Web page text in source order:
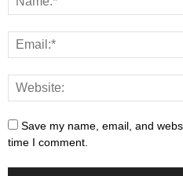
Save my name, email, and
time I comment.